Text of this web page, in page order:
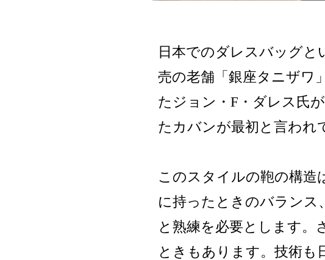
日本でのダレスバッグと
売の老舗「銀座タニザワ
たジョン・F・ダレス氏
たカバンが最初と言われ
このスタイルの鞄の構造
に持ったときのバランス
と熟練を必要とします。
ときもあります。技術も